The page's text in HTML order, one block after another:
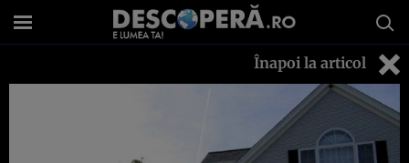
Înapoi la articol